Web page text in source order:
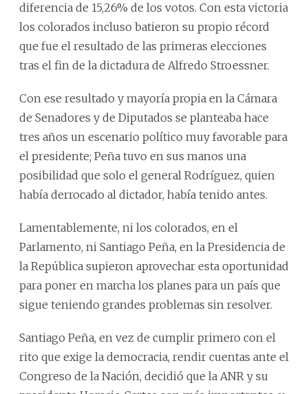
diferencia de 15,26% de los votos. Con esta victoria
los colorados incluso batieron su propio récord
que fue el resultado de las primeras elecciones
tras el fin de la dictadura de Alfredo Stroessner.
Con ese resultado y mayoría propia en la Cámara
de Senadores y de Diputados se planteaba hace
tres años un escenario político muy favorable para
el presidente; Peña tuvo en sus manos una
posibilidad que solo el general Rodríguez, quien
había derrocado al dictador, había tenido antes.
Lamentablemente, ni los colorados, en el
Parlamento, ni Santiago Peña, en la Presidencia de
la República supieron aprovechar esta oportunidad
para poner en marcha los planes para un país que
sigue teniendo grandes problemas sin resolver.
Santiago Peña, en vez de cumplir primero con el
rito que exige la democracia, rendir cuentas ante el
Congreso de la Nación, decidió que la ANR y su